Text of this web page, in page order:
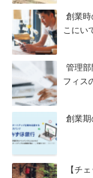
創業
こにい
管理
フィス
創業
【チ